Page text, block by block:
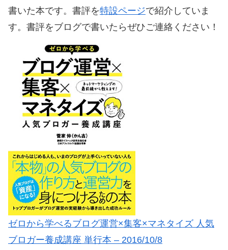
書いた本です。書評を特設ページで紹介していま
す。書評をブログで書いたらぜひご連絡ください！
ゼロから学べるブログ運営×集客×マネタイズ 人気
ブロガー養成講座 単行本 – 2016/10/8